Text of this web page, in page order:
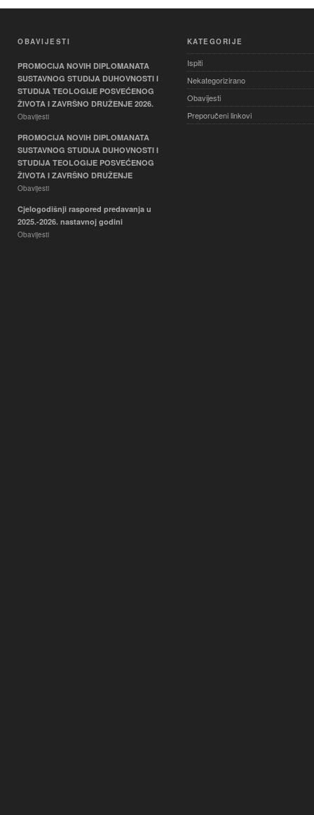
OBAVIJESTI
PROMOCIJA NOVIH DIPLOMANATA
SUSTAVNOG STUDIJA DUHOVNOSTI I
STUDIJA TEOLOGIJE POSVEĆENOG
ŽIVOTA I ZAVRŠNO DRUŽENJE 2026.
Obavijesti
PROMOCIJA NOVIH DIPLOMANATA
SUSTAVNOG STUDIJA DUHOVNOSTI I
STUDIJA TEOLOGIJE POSVEĆENOG
ŽIVOTA I ZAVRŠNO DRUŽENJE
Obavijesti
Cjelogodišnji raspored predavanja u
2025.-2026. nastavnoj godini
Obavijesti
KATEGORIJE
Ispiti
Nekategorizirano
Obavijesti
Preporučeni linkovi